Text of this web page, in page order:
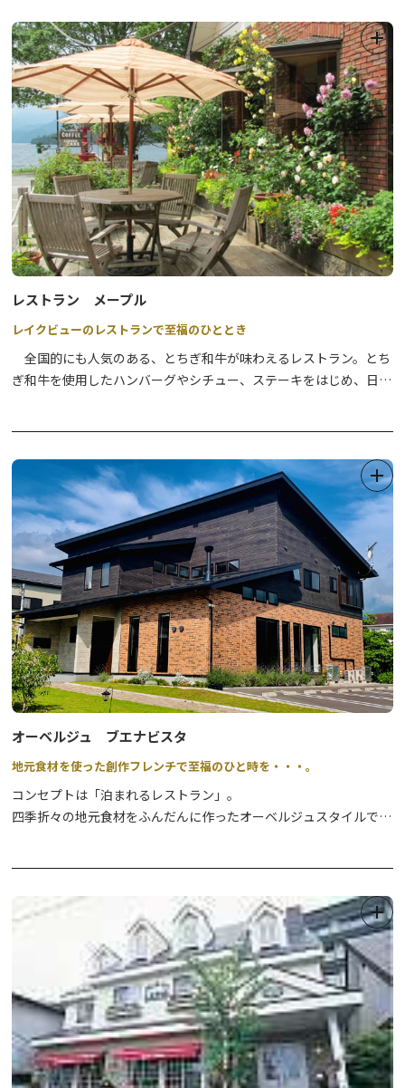
レストラン メープル
レイクビューのレストランで至福のひととき
全国的にも人気のある、とちぎ和牛が味わえるレストラン。とち
ぎ和牛を使用したハンバーグやシチュー、ステーキをはじめ、日光
オーベルジュ ブエナビスタ
地元食材を使った創作フレンチで至福のひと時を・・・。
コンセプトは「泊まれるレストラン」。
四季折々の地元食材をふんだんに作ったオーベルジュスタイルで